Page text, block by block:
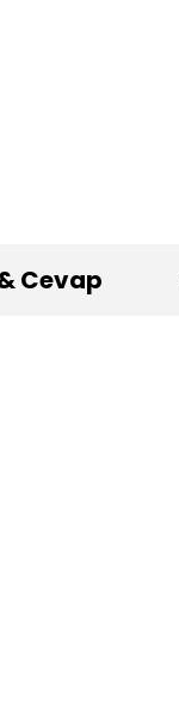
Cevap